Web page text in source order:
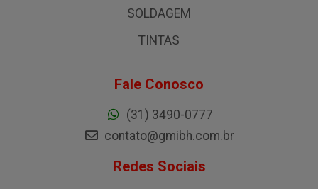
SOLDAGEM
TINTAS
Fale Conosco
(31) 3490-0777
contato@gmibh.com.br
Redes Sociais